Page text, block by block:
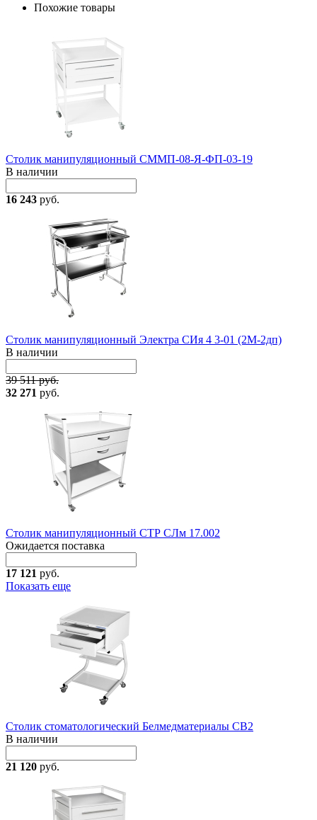
Похожие товары
Столик манипуляционный СММП-08-Я-ФП-03-19
В наличии
16 243 руб.
Столик манипуляционный Электра СИя 4 3-01 (2М-2дп)
В наличии
39 511 руб.
32 271 руб.
Столик манипуляционный СТР СЛм 17.002
Ожидается поставка
17 121 руб.
Показать еще
Столик стоматологический Белмедматериалы СВ2
В наличии
21 120 руб.